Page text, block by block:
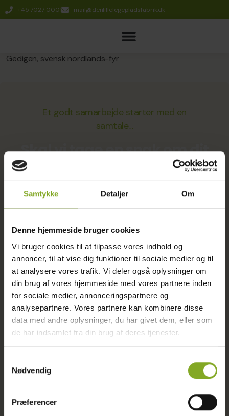
Samtykke Detaljer Om
Denne hjemmeside bruger cookies
Vi bruger cookies til at tilpasse vores indhold og
annoncer, til at vise dig funktioner til sociale medier og til
at analysere vores trafik. Vi deler også oplysninger om
din brug af vores hjemmeside med vores partnere inden
for sociale medier, annonceringspartnere og
analysepartnere. Vores partnere kan kombinere disse
data med andre oplysninger, du har givet dem, eller som
de har indsamlet fra din brug af deres tjenester.
Nødvendig
Præferencer
+45 7027 0001 mail@denlillelegepladsfabrik.dk
Gedigen, svensk nordlands-fyr
Et godt samarbejde starter med en
samtale…
Skal vi tage en snak om dit
Få en uforpligtende snak med mig om dine
idéer - udfyld formularen og jeg vender
tilbage inden for 48 timer!
Fulde navn
Telefonnummer
E-mail adresse